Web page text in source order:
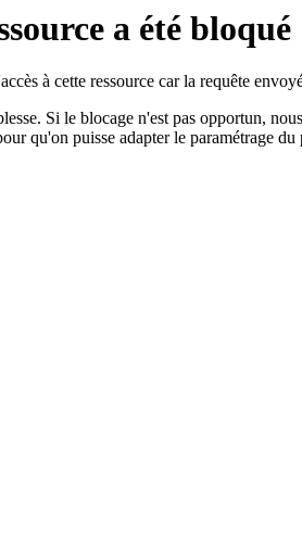
a été bloqué
à cette ressource car la requête
Si le blocage n'est pas opportun,
qu'on puisse adapter le paramétrage du